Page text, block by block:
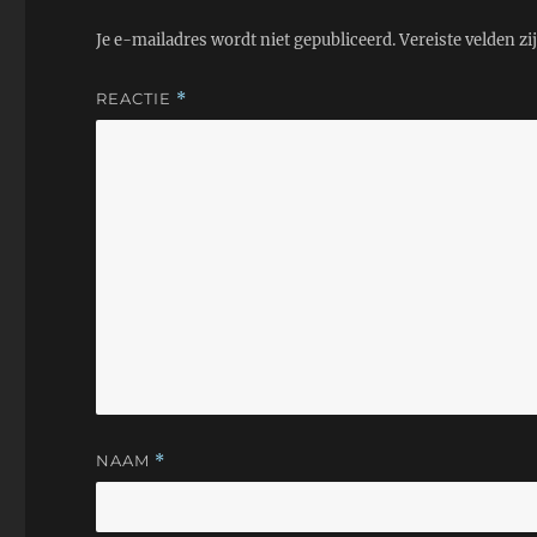
Je e-mailadres wordt niet gepubliceerd.Vereiste velden
REACTIE *
NAAM *